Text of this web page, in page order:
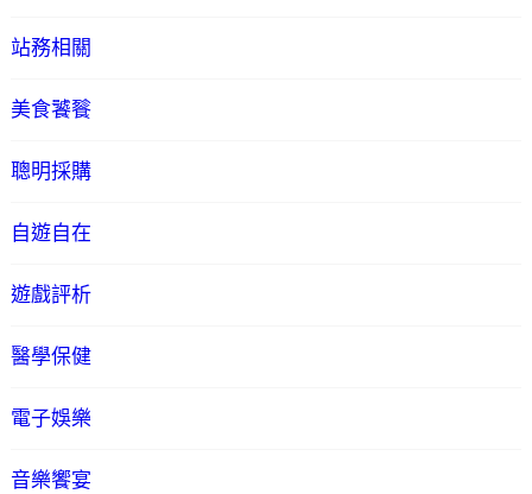
站務相關
美食饕餮
聰明採購
自遊自在
遊戲評析
醫學保健
電子娛樂
音樂饗宴